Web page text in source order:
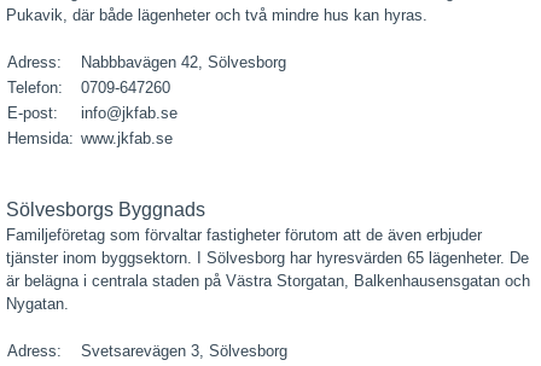
Pukavik, där både lägenheter och två mindre hus kan hyras.
Adress:
Nabbbavägen 42, Sölvesborg
Telefon:
0709-647260
E-post:
info@jkfab.se
Hemsida: www.jkfab.se
Sölvesborgs Byggnads
Familjeföretag som förvaltar fastigheter förutom att de även erbjuder
tjänster inom byggsektorn. I Sölvesborg har hyresvärden 65 lägenheter. De
är belägna i centrala staden på Västra Storgatan, Balkenhausensgatan och
Nygatan.
Adress:
Svetsarevägen 3, Sölvesborg